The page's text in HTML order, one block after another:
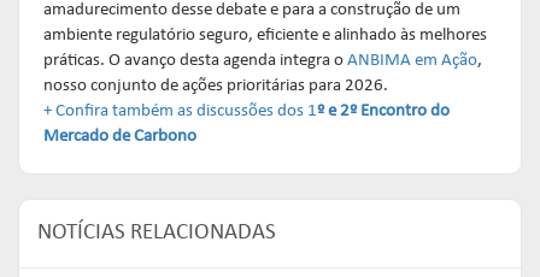
amadurecimento desse debate e para a construção de um
ambiente regulatório seguro, eficiente e alinhado às melhores
práticas. O avanço desta agenda integra o ANBIMA em Ação,
nosso conjunto de ações prioritárias para 2026.
+ Confira também as discussões dos 1º e 2º Encontro do
Mercado de Carbono
NOTÍCIAS RELACIONADAS